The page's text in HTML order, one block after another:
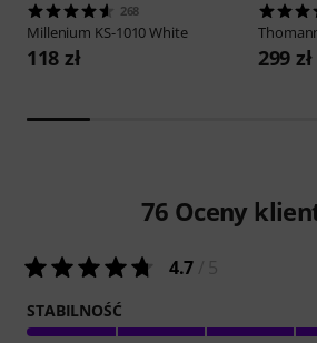
268
Millenium KS-1010 White
118 zł 299 zł
76 Oceny
4.7
STABILNOŚĆ